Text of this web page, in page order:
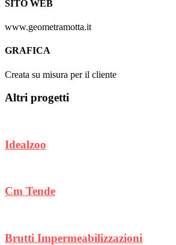
SITO WEB
www.geometramotta.it
GRAFICA
Creata su misura per il cliente
Altri progetti
Idealzoo
Cm Tende
Brutti Impermeabilizzazioni